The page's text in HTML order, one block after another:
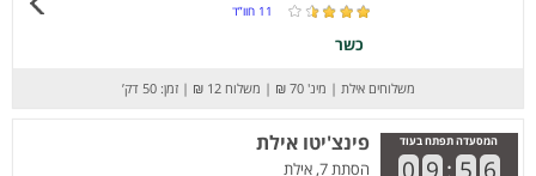
11 חוו”ד
כשר
משלוחים אילת | מינ' 70 ₪ | משלוח 12 ₪ | זמן: 50 דק’
המסעדה תפתח בעוד
0 9 : 5 6
פינצ'יטו אילת
הסתת 7, אילת